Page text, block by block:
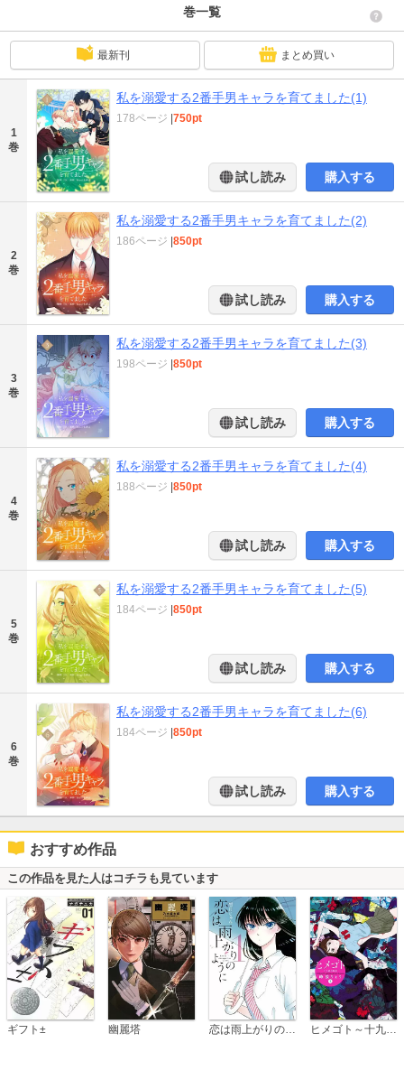
巻一覧
最新刊 まとめ買い
1
巻
私を溺愛する2番手男キャラを育てました(1)
178ページ |750pt
試し読み 購入する
2
巻
私を溺愛する2番手男キャラを育てました(2)
186ページ |850pt
試し読み 購入する
3
巻
私を溺愛する2番手男キャラを育てました(3)
198ページ |850pt
試し読み 購入する
4
巻
私を溺愛する2番手男キャラを育てました(4)
188ページ |850pt
試し読み 購入する
5
巻
私を溺愛する2番手男キャラを育てました(5)
184ページ |850pt
試し読み 購入する
6
巻
私を溺愛する2番手男キャラを育てました(6)
184ページ |850pt
試し読み 購入する
おすすめ作品
この作品を見た人はコチラも見ています
ギフト± 幽麗塔